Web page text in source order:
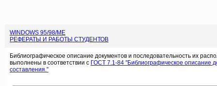
WINDOWS 95/98/ME
РЕФЕРАТЫ И РАБОТЫ СТУДЕНТОВ
Библиографическое описание документов и последовательность их
выполнены в соответствии с ГОСТ 7.1-84 ''Библиографическое описание
составления.''